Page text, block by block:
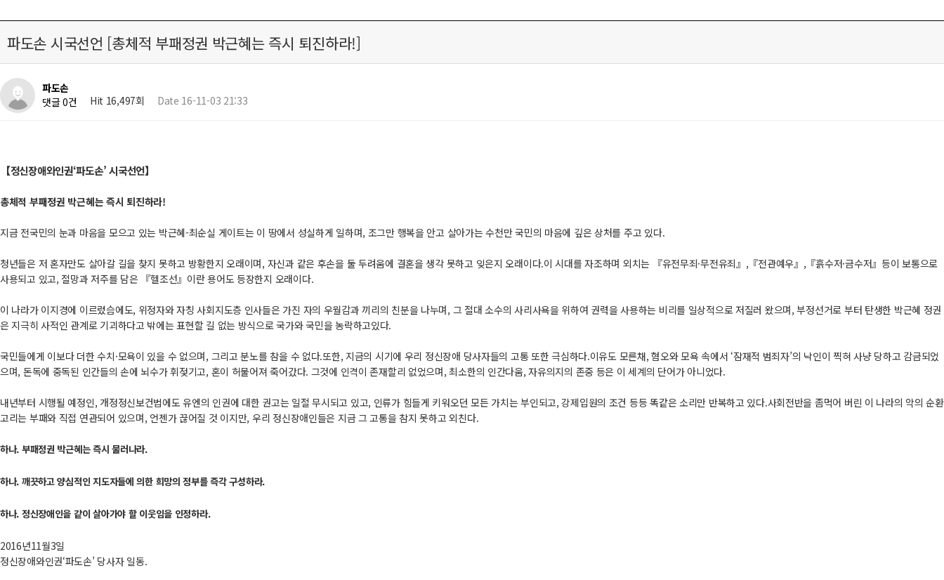
파도손 시국선언 [총체적 부패정권 박근혜는 즉시 퇴진하라!]
파도손
댓글 0건
Hit 16,497회 Date 16-11-03 21:33
【정신장애와인권‘파도손’ 시국선언】
총체적 부패정권 박근혜는 즉시 퇴진하라!
지금 전국민의 눈과 마음을 모으고 있는 박근혜-최순실 게이트는 이 땅에서 성실하게 일하며, 조그만 행복을 안고 살아가는 수천만 국민의 마음에 깊은 상처를 주고 있다.
청년들은 저 혼자만도 살아갈 길을 찾지 못하고 방황한지 오래이며, 자신과 같은 후손을 둘 두려움에 결혼을 생각 못하고 잊은지 오래이다.이 시대를 자조하며 외치는 『유전무죄·무전유죄』,『전관예우』,『흙수저·금수저』등이 보통으로
사용되고 있고, 절망과 저주를 담은 『헬조선』이란 용어도 등장한지 오래이다.
이 나라가 이지경에 이르렀슴에도, 위정자와 자칭 사회지도층 인사들은 가진 자의 우월감과 끼리의 친분을 나누며, 그 절대 소수의 사리사욕을 위하여 권력을 사용하는 비리를 일상적으로 저질러 왔으며, 부정선거로 부터 탄생한 박근혜 정권
은 지극히 사적인 관계로 기괴하다고 밖에는 표현할 길 없는 방식으로 국가와 국민을 농락하고있다.
국민들에게 이보다 더한 수치·모욕이 있을 수 없으며, 그리고 분노를 참을 수 없다.또한, 지금의 시기에 우리 정신장애 당사자들의 고통 또한 극심하다.이유도 모른채, 혐오와 모욕 속에서 ‘잠재적 범죄자’의 낙인이 찍혀 사냥 당하고 감금되었
으며, 돈독에 중독된 인간들의 손에 뇌수가 휘젖기고, 혼이 허물어져 죽어갔다. 그것에 인격이 존재할리 없었으며, 최소한의 인간다움, 자유의지의 존중 등은 이 세계의 단어가 아니었다.
내년부터 시행될 예정인, 개정정신보건법에도 유엔의 인권에 대한 권고는 일절 무시되고 있고, 인류가 힘들게 키워오던 모든 가치는 부인되고, 강제입원의 조건 등등 똑같은 소리만 반복하고 있다.사회전반을 좀먹어 버린 이 나라의 악의 순환
고리는 부패와 직접 연관되어 있으며, 언젠가 끊어질 것 이지만, 우리 정신장애인들은 지금 그 고통을 참지 못하고 외친다.
하나. 부패정권 박근혜는 즉시 물러나라.
하나. 깨끗하고 양심적인 지도자들에 의한 희망의 정부를 즉각 구성하라.
하나. 정신장애인을 같이 살아가야 할 이웃임을 인정하라.
2016년11월3일
정신장애와인권‘파도손’ 당사자 일동.